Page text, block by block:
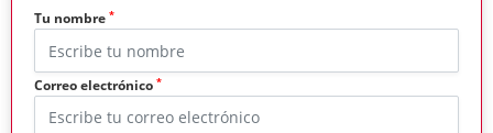
Tu nombre *
Correo electrónico *